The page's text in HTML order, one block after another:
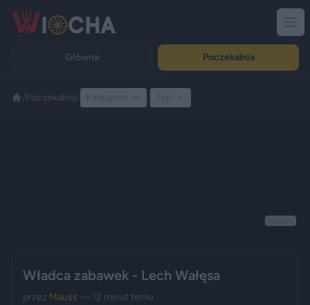
Główna Poczekalnia
Poczekalnia
Władca zabawek - Lech Wałęsa
przez Mauss — 12 minut temu